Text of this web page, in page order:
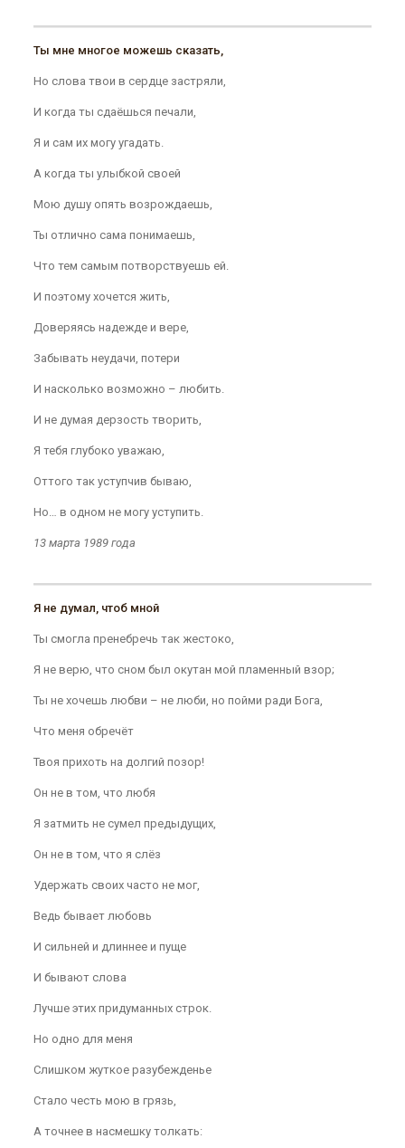
Ты мне многое можешь сказать,
Но слова твои в сердце застряли,
И когда ты сдаёшься печали,
Я и сам их могу угадать.
А когда ты улыбкой своей
Мою душу опять возрождаешь,
Ты отлично сама понимаешь,
Что тем самым потворствуешь ей.
И поэтому хочется жить,
Доверяясь надежде и вере,
Забывать неудачи, потери
И насколько возможно – любить.
И не думая дерзость творить,
Я тебя глубоко уважаю,
Оттого так уступчив бываю,
Но… в одном не могу уступить.
13 марта 1989 года
Я не думал, чтоб мной
Ты смогла пренебречь так жестоко,
Я не верю, что сном был окутан мой пламенный взор;
Ты не хочешь любви – не люби, но пойми ради Бога,
Что меня обречёт
Твоя прихоть на долгий позор!
Он не в том, что любя
Я затмить не сумел предыдущих,
Он не в том, что я слёз
Удержать своих часто не мог,
Ведь бывает любовь
И сильней и длиннее и пуще
И бывают слова
Лучше этих придуманных строк.
Но одно для меня
Слишком жуткое разубежденье
Стало честь мою в грязь,
А точнее в насмешку толкать: